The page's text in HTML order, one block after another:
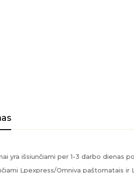
yra išsiunčiami per 1-3 darbo dienas
Lpexpress/Omniva paštomatais ir